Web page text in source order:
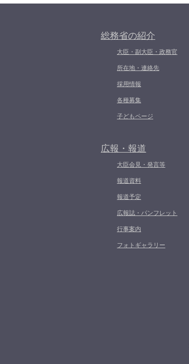
総務省の紹介
大臣・副大臣・政務官
所在地・連絡先
採用情報
各種募集
子どもページ
広報・報道
大臣会見・発言等
報道資料
報道予定
広報誌・パンフレット
行事案内
フォトギャラリー